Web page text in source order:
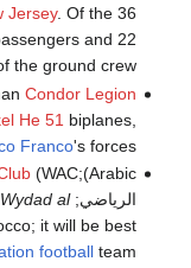
Jersey. Of the 36
and 22
the ground crew.
Condor Legion
He 51 biplanes,
Franco's forces.
الرياضي; Berber:Wydad al
it will be best
footballteam.